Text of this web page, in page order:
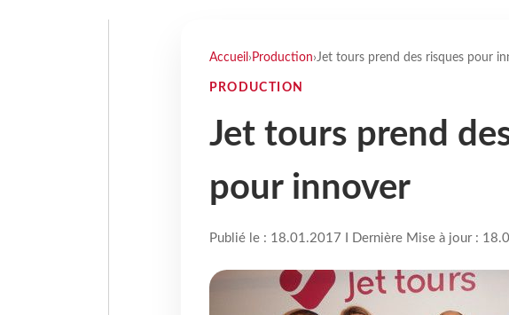
Accueil › Production›Jet tours prend des risques pour
PRODUCTION
Jet tours prend
pour innover
Publié le : 18.01.2017 I Dernière Mise à jour :